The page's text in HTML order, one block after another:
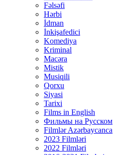
Fəlsəfi
Hərbi
İdman
İnkişafedici
Komediya
Kriminal
Macəra
Mistik
Musiqili
Qorxu
Siyasi
Tarixi
Films in English
Фильмы на Русском
Filmlər Azərbaycanca
2023 Filmləri
2022 Filmləri